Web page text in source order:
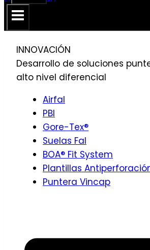
INNOVACIÓN
Desarrollo de soluciones
alto nivel diferencial
Airfal
PBI
Gore-Tex®
Suelas Fal
BOA® Fit System
Plantillas
Puntera Vincap